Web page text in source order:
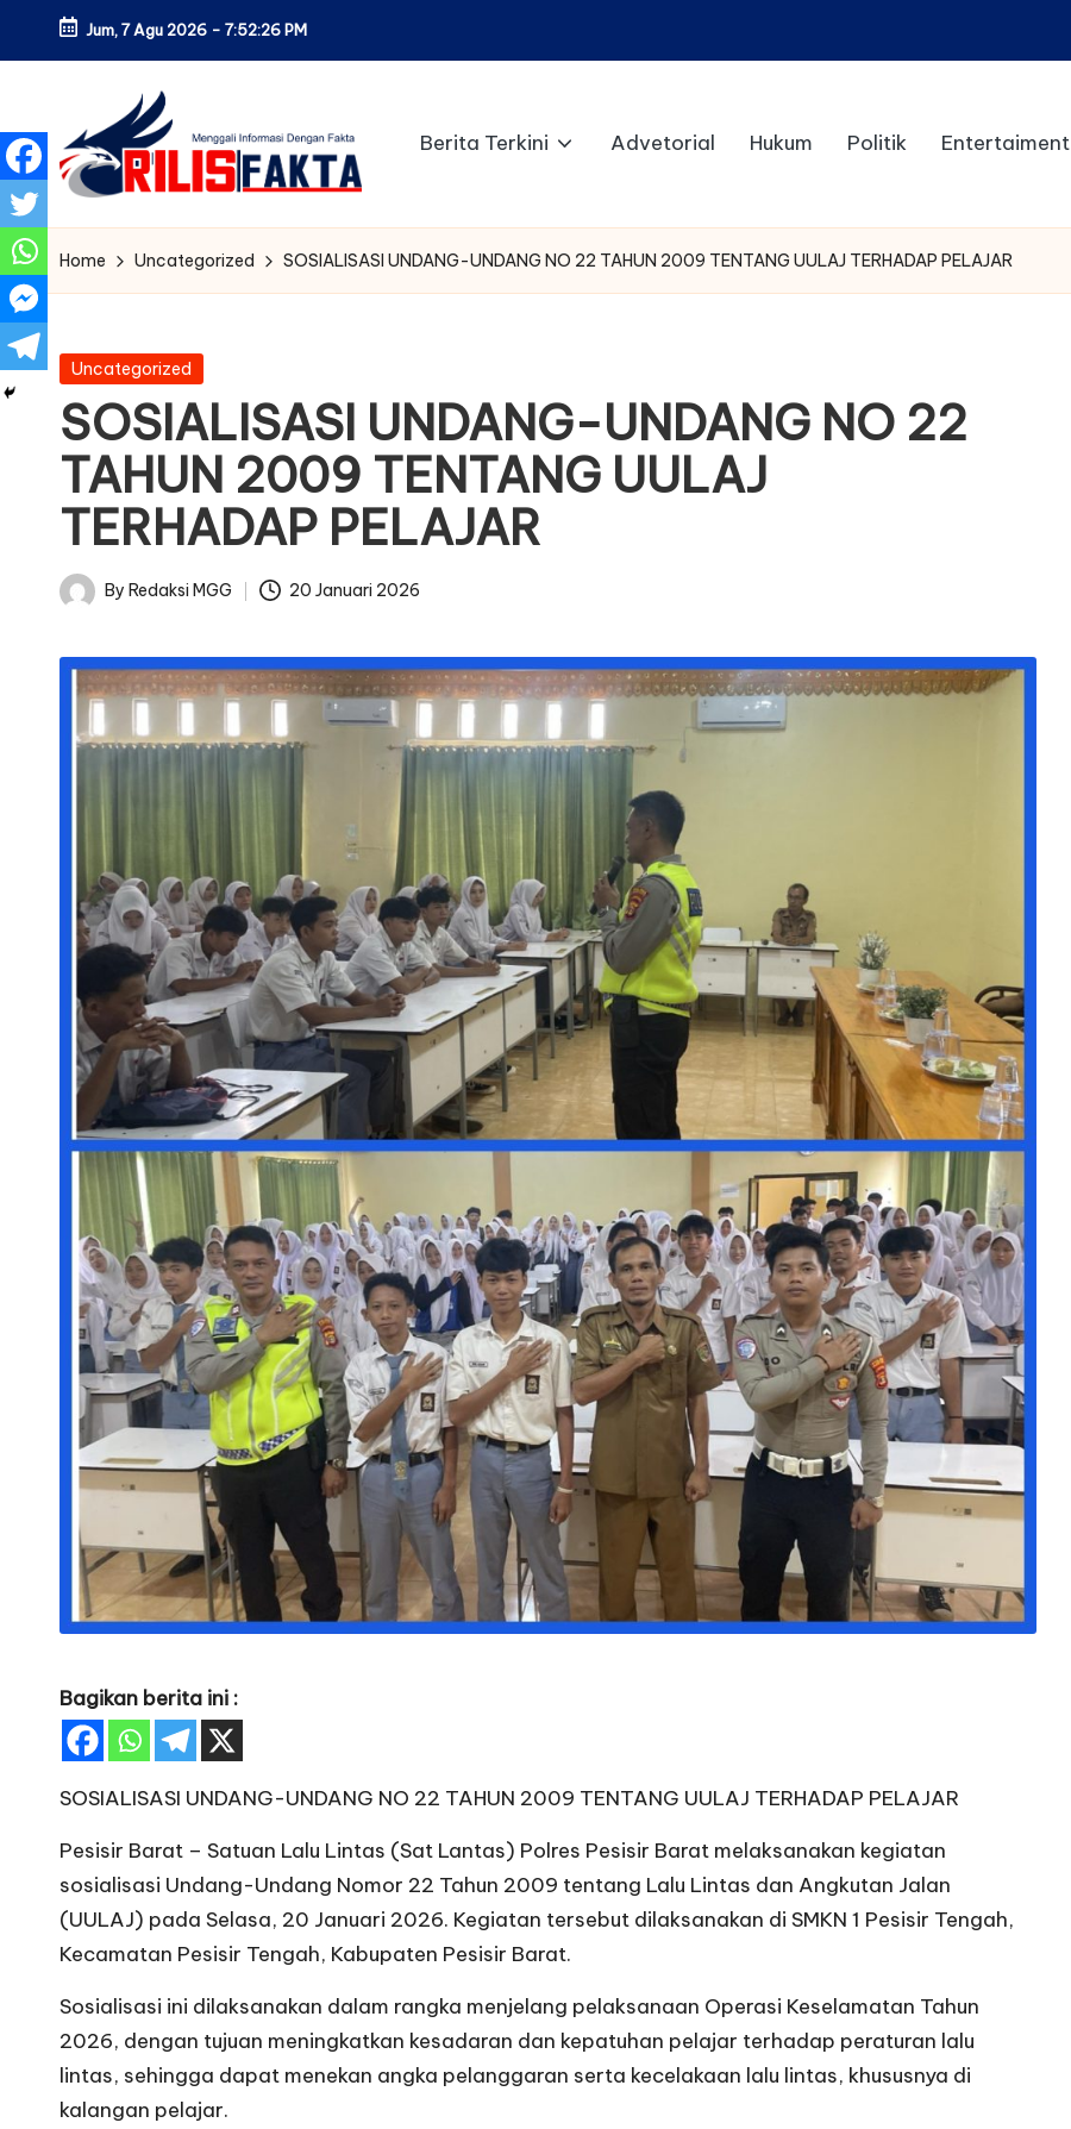
Skip
content
Jum, 7 Agu 2026 - 7:52:27 PM
Berita Terkini Advetorial Hukum Politik Entertaiment
Home Uncategorized SOSIALISASI UNDANG-UNDANG NO 22 TAHUN 2009 TENTANG UULAJ TERHADAP PELAJAR
Posted
Uncategorized
SOSIALISASI UNDANG-UNDANG NO 22
TAHUN 2009 TENTANG UULAJ
TERHADAP PELAJAR
Posted
By Redaksi MGG 20 Januari 2026
Bagikan berita ini :
SOSIALISASI UNDANG-UNDANG NO 22 TAHUN 2009 TENTANG UULAJ TERHADAP PELAJAR
Pesisir Barat – Satuan Lalu Lintas (Sat Lantas) Polres Pesisir Barat melaksanakan kegiatan
sosialisasi Undang-Undang Nomor 22 Tahun 2009 tentang Lalu Lintas dan Angkutan Jalan
(UULAJ) pada Selasa, 20 Januari 2026. Kegiatan tersebut dilaksanakan di SMKN 1 Pesisir Tengah,
Kecamatan Pesisir Tengah, Kabupaten Pesisir Barat.
Sosialisasi ini dilaksanakan dalam rangka menjelang pelaksanaan Operasi Keselamatan Tahun
2026, dengan tujuan meningkatkan kesadaran dan kepatuhan pelajar terhadap peraturan lalu
lintas, sehingga dapat menekan angka pelanggaran serta kecelakaan lalu lintas, khususnya di
kalangan pelajar.